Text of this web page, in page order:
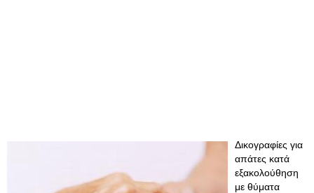
Δικογραφίες για
απάτες κατά
εξακολούθηση
με θύματα